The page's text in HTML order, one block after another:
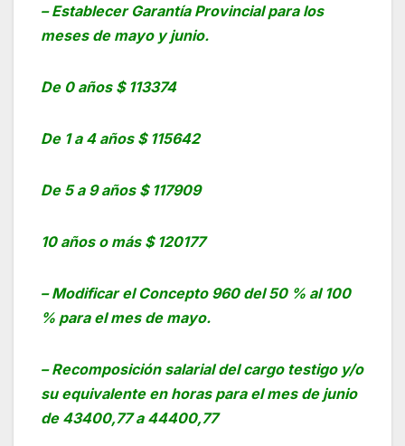
– Establecer Garantía Provincial para los
meses de mayo y junio.
De 0 años $ 113374
De 1 a 4 años $ 115642
De 5 a 9 años $ 117909
10 años o más $ 120177
– Modificar el Concepto 960 del 50 % al 100
% para el mes de mayo.
– Recomposición salarial del cargo testigo y/o
su equivalente en horas para el mes de junio
de 43400,77 a 44400,77